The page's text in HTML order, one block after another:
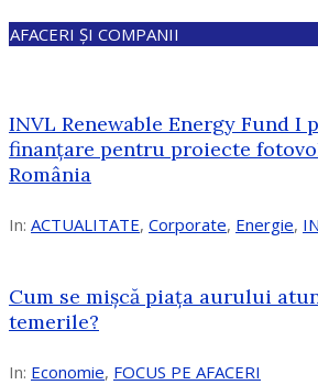
AFACERI ȘI COMPANII
INVL Renewable Energy Fund I
finanțare pentru proiecte
România
In: ACTUALITATE, Corporate, Energie,
Cum se mișcă piața aurului
temerile?
In: Economie, FOCUS PE AFACERI